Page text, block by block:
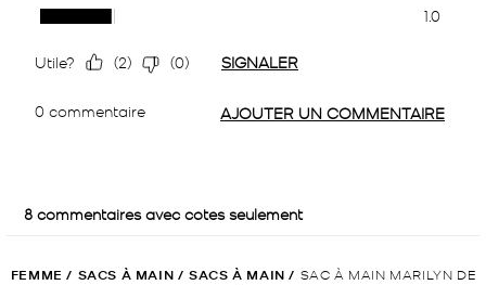
FEMME / SACS À MAIN / SACS À MAIN / SAC À MAIN MARILYN DE